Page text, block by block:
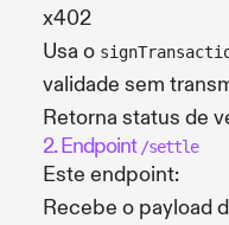
x402
Usa o
validade sem
Retorna status de
2. Endpoint /settle
Este endpoint:
Recebe o payload